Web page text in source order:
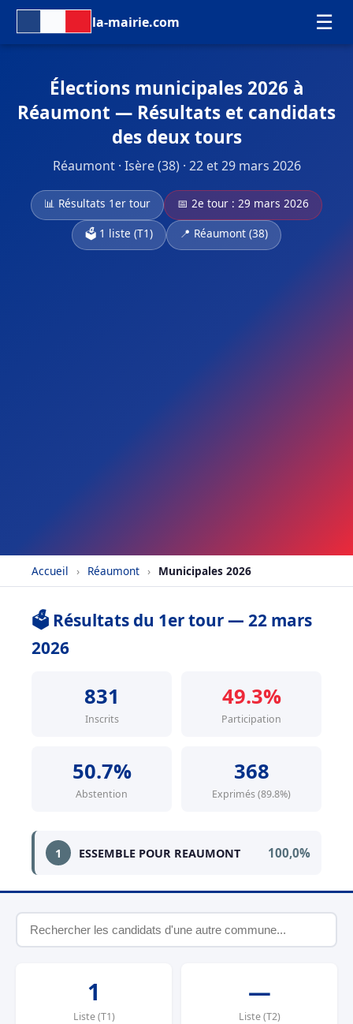
la-mairie.com ☰
Élections municipales 2026 à
Réaumont — Résultats et candidats
des deux tours
Réaumont · Isère (38) · 22 et 29 mars 2026
📊 Résultats 1er tour
📅 2e tour : 29 mars 2026
🗳️ 1 liste (T1)
📍 Réaumont (38)
Accueil › Réaumont › Municipales 2026
🗳️ Résultats du 1er tour — 22 mars
2026
831
Inscrits
49.3%
Participation
50.7%
Abstention
368
Exprimés (89.8%)
1 ESSEMBLE POUR REAUMONT 100,0%
1
Liste (T1)
—
Liste (T2)